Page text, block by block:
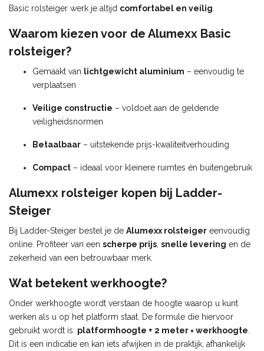
Basic rolsteiger werk je altijd comfortabel en veilig
Waarom kiezen voor de Alumexx Basic
rolsteiger?
Gemaakt van lichtgewicht aluminium – eenvoudig te
verplaatsen
Veilige constructie – voldoet aan de geldende
veiligheidsnormen
Betaalbaar – uitstekende prijs-kwaliteitverhouding
Compact – ideaal voor kleinere ruimtes én buitengebruik
Alumexx rolsteiger kopen bij Ladder-
Steiger
Bij Ladder-Steiger bestel je de Alumexx rolsteiger eenvoudig
online. Profiteer van een scherpe prijs snelle levering en de
zekerheid van een betrouwbaar merk.
Wat betekent werkhoogte?
Onder werkhoogte wordt verstaan de hoogte waarop u kunt
werken als u op het platform staat. De formule die hiervoor
gebruikt wordt is: platformhoogte + 2 meter = werkhoogte
Dit is een indicatie en kan iets afwijken in de praktijk, afhankelijk